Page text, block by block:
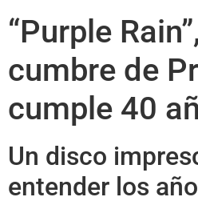
“Purple
cumbre de
cumple 40
Un disco
entender los